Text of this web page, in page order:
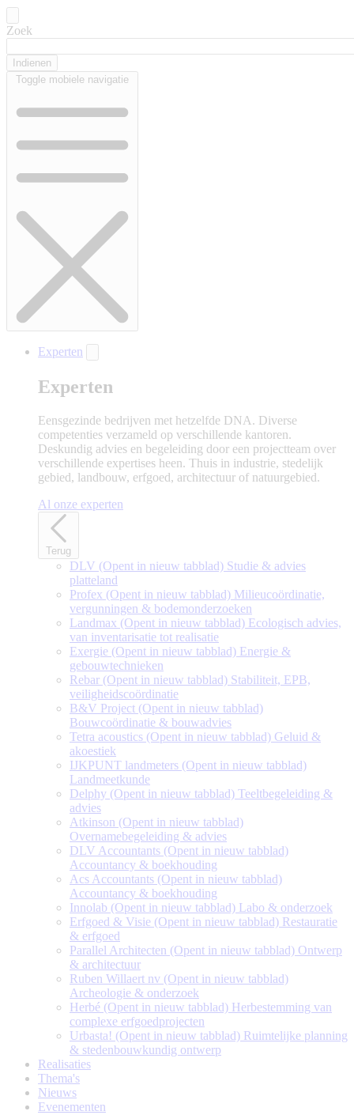
Zoek
Toggle mobiele navigatie
Experten
Experten
Eensgezinde bedrijven met hetzelfde DNA. Diverse
competenties verzameld op verschillende kantoren.
Deskundig advies en begeleiding door een projectteam over
verschillende expertises heen. Thuis in industrie, stedelijk
gebied, landbouw, erfgoed, architectuur of natuurgebied.
Al onze experten
Terug
DLV (Opent in nieuw tabblad) Studie & advies
platteland
Profex (Opent in nieuw tabblad) Milieucoördinatie,
vergunningen & bodemonderzoeken
Landmax (Opent in nieuw tabblad) Ecologisch advies,
van inventarisatie tot realisatie
Exergie (Opent in nieuw tabblad) Energie &
gebouwtechnieken
Rebar (Opent in nieuw tabblad) Stabiliteit, EPB,
veiligheidscoördinatie
B&V Project (Opent in nieuw tabblad)
Bouwcoördinatie & bouwadvies
Tetra acoustics (Opent in nieuw tabblad) Geluid &
akoestiek
IJKPUNT landmeters (Opent in nieuw tabblad)
Landmeetkunde
Delphy (Opent in nieuw tabblad) Teeltbegeleiding &
advies
Atkinson (Opent in nieuw tabblad)
Overnamebegeleiding & advies
DLV Accountants (Opent in nieuw tabblad)
Accountancy & boekhouding
Acs Accountants (Opent in nieuw tabblad)
Accountancy & boekhouding
Innolab (Opent in nieuw tabblad) Labo & onderzoek
Erfgoed & Visie (Opent in nieuw tabblad) Restauratie
& erfgoed
Parallel Architecten (Opent in nieuw tabblad) Ontwerp
& architectuur
Ruben Willaert nv (Opent in nieuw tabblad)
Archeologie & onderzoek
Herbé (Opent in nieuw tabblad) Herbestemming van
complexe erfgoedprojecten
Urbasta! (Opent in nieuw tabblad) Ruimtelijke planning
& stedenbouwkundig ontwerp
Realisaties
Thema's
Nieuws
Evenementen